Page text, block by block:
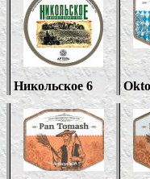
Никольское 6